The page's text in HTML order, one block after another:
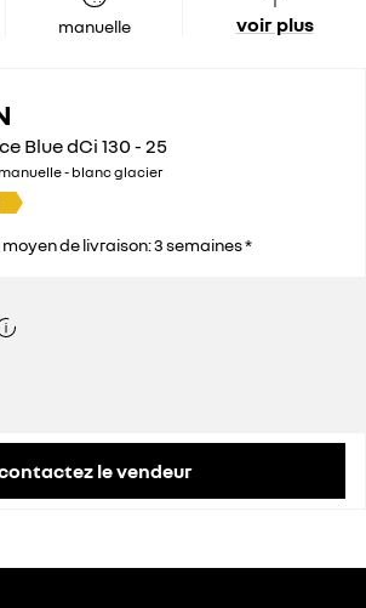
manuelle voir plus
Blue dCi 130 - 25
- blanc glacier
de livraison: 3 semaines *
le vendeur